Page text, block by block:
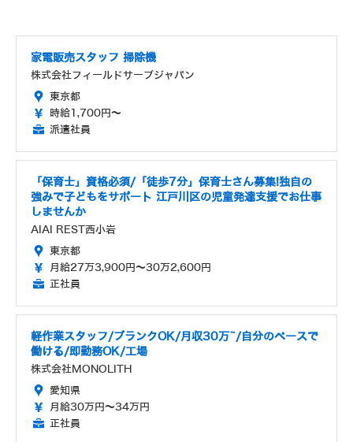
家電販売スタッフ 掃除機
株式会社フィールドサーブジャパン
東京都
時給1,700円～
派遣社員
「保育士」資格必須/「徒歩7分」保育士さん募集!独自の
強みで子どもをサポート 江戸川区の児童発達支援でお仕事
しませんか
AIAI REST西小岩
東京都
月給27万3,900円～30万2,600円
正社員
軽作業スタッフ/ブランクOK/月収30万~/自分のペースで
働ける/即勤務OK/工場
株式会社MONOLITH
愛知県
月給30万円～34万円
正社員